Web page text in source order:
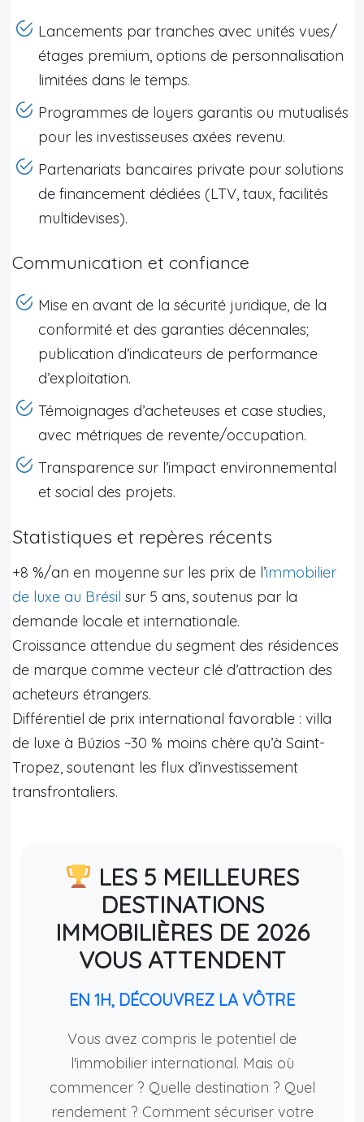
Lancements par tranches avec unités vues/
étages premium, options de personnalisation
limitées dans le temps.
Programmes de loyers garantis ou mutualisés
pour les investisseuses axées revenu.
Partenariats bancaires private pour solutions
de financement dédiées (LTV, taux, facilités
multidevises).
Communication et confiance
Mise en avant de la sécurité juridique, de la
conformité et des garanties décennales;
publication d’indicateurs de performance
d’exploitation.
Témoignages d’acheteuses et case studies,
avec métriques de revente/occupation.
Transparence sur l’impact environnemental
et social des projets.
Statistiques et repères récents
+8 %/an en moyenne sur les prix de l’immobilier
de luxe au Brésil sur 5 ans, soutenus par la
demande locale et internationale.
Croissance attendue du segment des résidences
de marque comme vecteur clé d’attraction des
acheteurs étrangers.
Différentiel de prix international favorable : villa
de luxe à Búzios ~30 % moins chère qu’à Saint-
Tropez, soutenant les flux d’investissement
transfrontaliers.
LES 5 MEILLEURES
DESTINATIONS
IMMOBILIÈRES DE 2026
VOUS ATTENDENT
EN 1H, DÉCOUVREZ LA VÔTRE
Vous avez compris le potentiel de
l'immobilier international. Mais où
commencer ? Quelle destination ? Quel
rendement ? Comment sécuriser votre